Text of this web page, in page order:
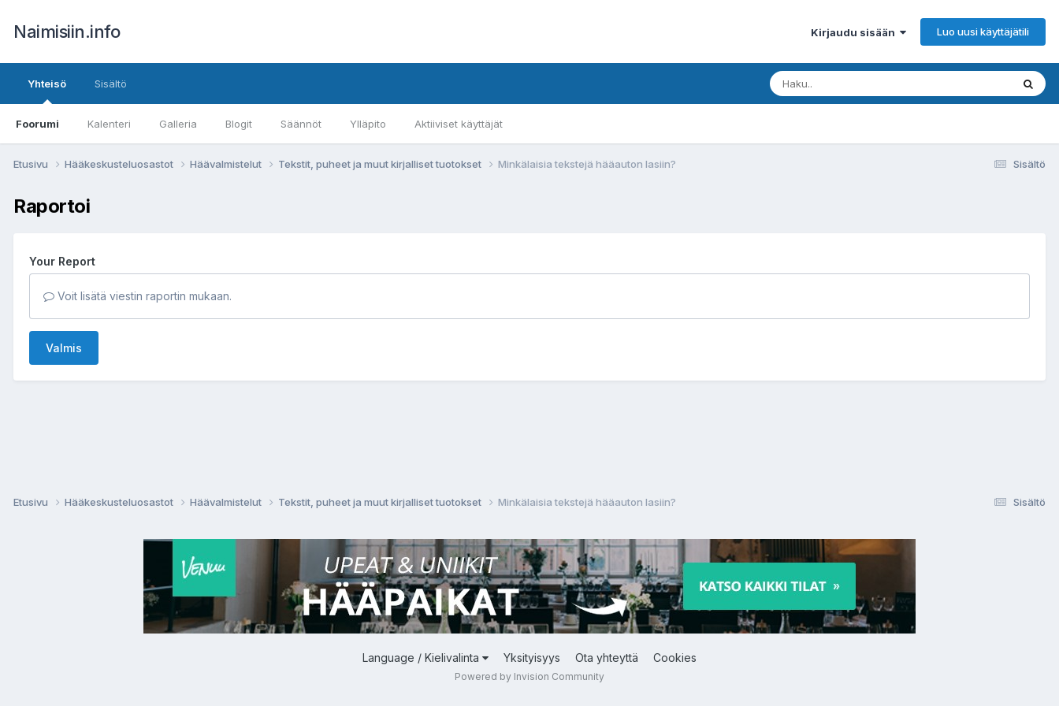
Naimisiin.info Kirjaudu sisään Luo uusi käyttäjätili
Yhteisö
Foorumi Kalenteri Galleria Blogit Säännöt Ylläpito Aktiiviset käyttäjät
Sisältö
Sisältö
Etusivu Hääkeskusteluosastot Häävalmistelut Tekstit, puheet ja muut kirjalliset tuotokset Minkälaisia tekstejä hääauton lasiin?
Raportoi
Your Report
Voit lisätä viestin raportin mukaan.
Valmis
Sisältö
Etusivu Hääkeskusteluosastot Häävalmistelut Tekstit, puheet ja muut kirjalliset tuotokset Minkälaisia tekstejä hääauton lasiin?
Language / Kielivalinta Yksityisyys Ota yhteyttä Cookies
Powered by Invision Community